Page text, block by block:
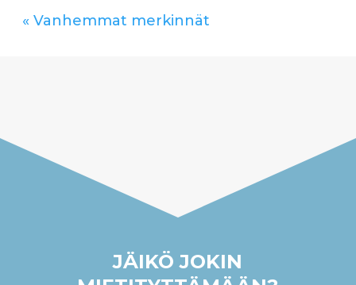
« Vanhemmat merkinnät
JÄIKÖ JOKIN